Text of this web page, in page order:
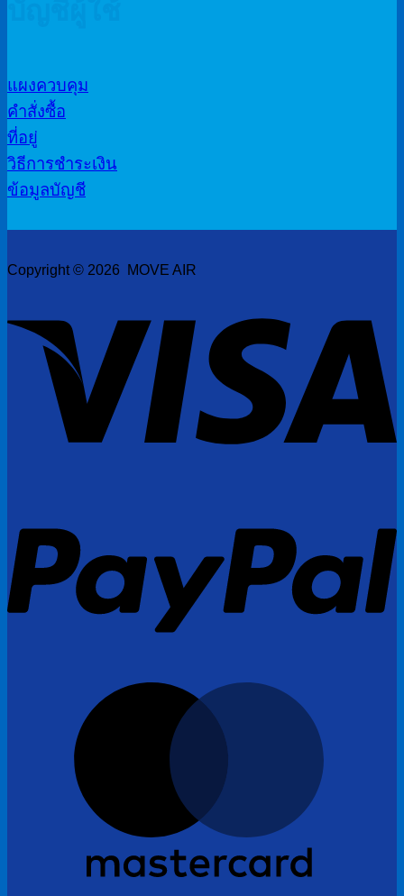
แผงควบคุม
คำสั่งซื้อ
ที่อยู่
วิธีการชำระเงิน
ข้อมูลบัญชี
Copyright © 2026 MOVE AIR